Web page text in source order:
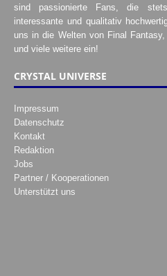
sind passionierte Fans, die
interessante und qualitativ
uns in die Welten von Final
und viele weitere ein!
CRYSTAL UNIVERSE
Impressum
Datenschutz
Kontakt
Redaktion
Jobs
Partner / Kooperationen
Unterstützt uns